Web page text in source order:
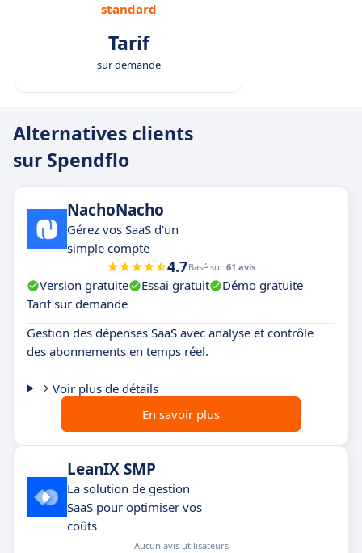
standard
Tarif
sur demande
Alternatives clients
sur Spendflo
NachoNacho
Gérez vos SaaS d'un
simple compte
4.7Basé sur 61 avis
Version gratuite Essai gratuit
Démo gratuite
Tarif sur demande
Gestion des dépenses SaaS avec analyse et contrôle
des abonnements en temps réel.
Voir plus de détails
En savoir plus
LeanIX SMP
La solution de gestion
SaaS pour optimiser vos
coûts
Aucun avis utilisateurs